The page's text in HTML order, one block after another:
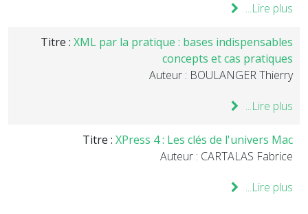
Lire plus...
Titre : XML par la pratique : bases indispensables
concepts et cas pratiques
Auteur : BOULANGER Thierry
Lire plus...
Titre : XPress 4 : Les clés de l'univers Mac
Auteur : CARTALAS Fabrice
Lire plus...